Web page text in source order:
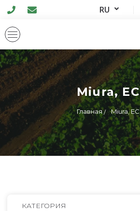
RU
Miura, EC
Главная Miura, EC
КАТЕГОРИЯ